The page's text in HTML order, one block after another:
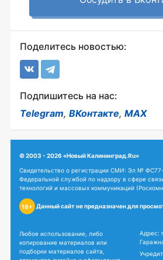
Поделитесь новостью:
Подпишитесь на нас:
Telegram, ВКонтакте, MAX
© 2003 - 2026 «Новый Калининград.Ru»
Свидетельство о регистрации СМИ: Эл №
Федеральной службой по надзору в сфере
технологий и массовых коммуникаций
18+ Данный сайт не предназначен для
Любое использование, либо
копирование материалов или
подборки материалов сайта,
Адрес: